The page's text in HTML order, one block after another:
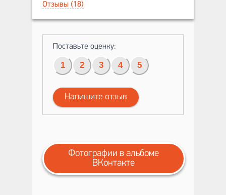
Отзывы (18)
Поставьте оценку:
1 2 3 4 5
Напишите отзыв
Фотографии в альбоме
ВКонтакте